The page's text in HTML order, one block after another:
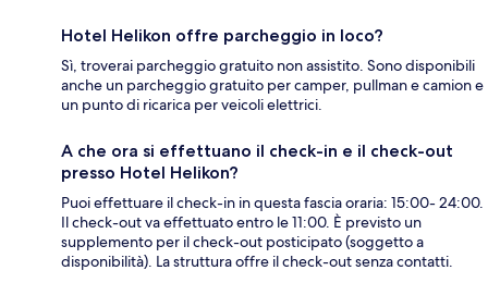
Hotel Helikon offre parcheggio in loco?
Sì, troverai parcheggio gratuito non assistito. Sono disponibili
anche un parcheggio gratuito per camper, pullman e camion e
un punto di ricarica per veicoli elettrici.
A che ora si effettuano il check-in e il check-out
presso Hotel Helikon?
Puoi effettuare il check-in in questa fascia oraria: 15:00- 24:00.
Il check-out va effettuato entro le 11:00. È previsto un
supplemento per il check-out posticipato (soggetto a
disponibilità). La struttura offre il check-out senza contatti.